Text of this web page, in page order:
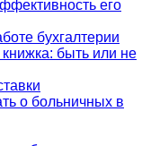
его
бухгалтерии
быть или не
о больничных в